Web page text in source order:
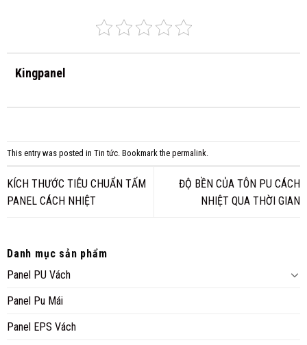
Kingpanel
This entry was posted in Tin tức . Bookmark the permalink
KÍCH THƯỚC TIÊU CHUẨN TẤM
PANEL CÁCH NHIỆT
ĐỘ BỀN CỦA TÔN PU CÁCH
NHIỆT QUA THỜI GIAN
Danh mục sản phẩm
Panel PU Vách
Panel Pu Mái
Panel EPS Vách